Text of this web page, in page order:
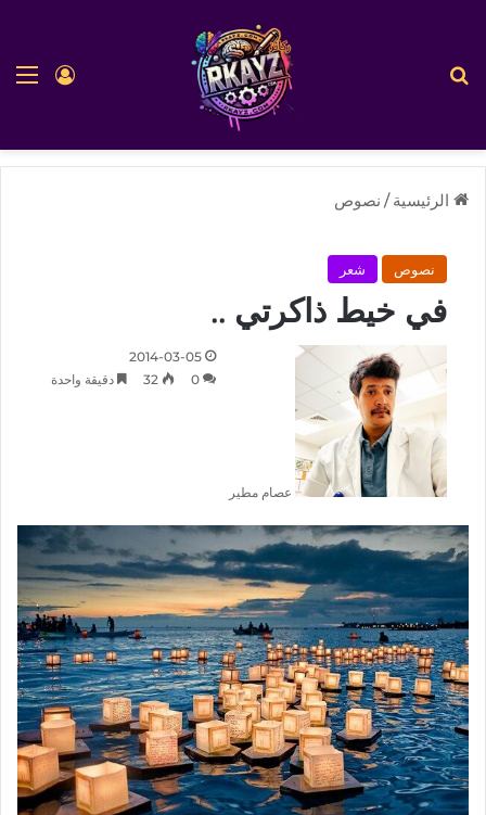
تسجيل
الرئيسية / نصوص
نصوص شعر
في خيط ذاكرتي ..
عصام مطير
2014-03-05
0
32 دقيقة واحدة